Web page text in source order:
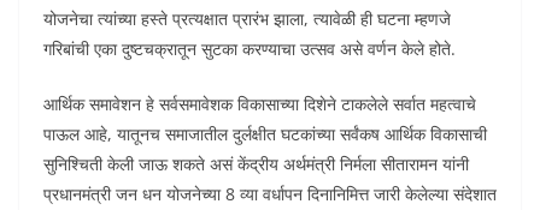
योजनेचा त्यांच्या हस्ते प्रत्यक्षात प्रारंभ झाला, त्यावेळी ही घटना म्हणजे
गरिबांची एका दुष्टचक्रातून सुटका करण्याचा उत्सव असे वर्णन केले होते.
आर्थिक समावेशन हे सर्वसमावेशक विकासाच्या दिशेने टाकलेले सर्वात महत्वाचे
पाऊल आहे, यातूनच समाजातील दुर्लक्षीत घटकांच्या सर्वंकष आर्थिक विकासाची
सुनिश्चिती केली जाऊ शकते असं केंद्रीय अर्थमंत्री निर्मला सीतारामन यांनी
प्रधानमंत्री जन धन योजनेच्या 8 व्या वर्धापन दिनानिमित्त जारी केलेल्या संदेशात